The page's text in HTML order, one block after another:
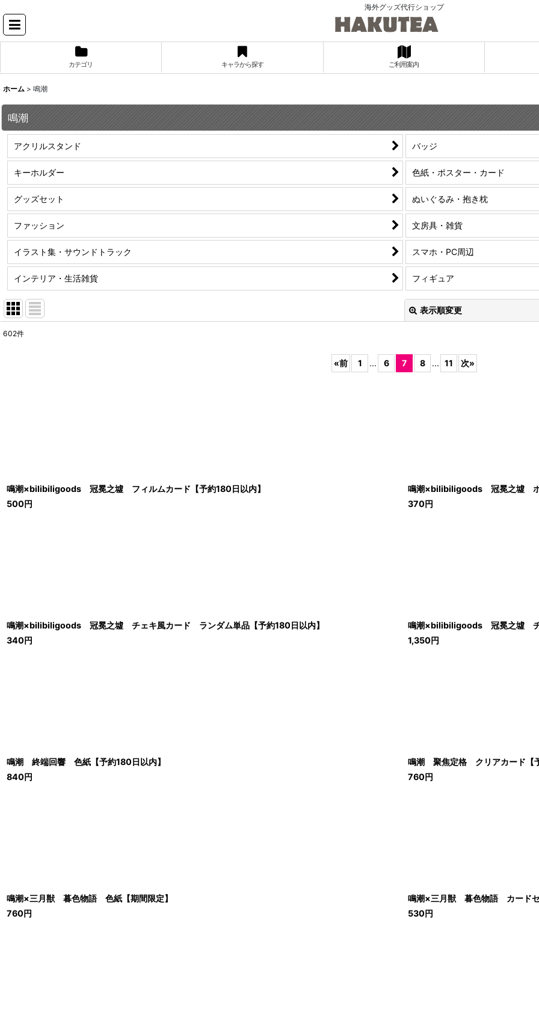
海外グッズ代行ショップ
カテゴリ キャラから探す ご利用案内
ホーム > 鳴潮
鳴潮
アクリルスタンド バッジ
キーホルダー 色紙・ポスター・カード
グッズセット ぬいぐるみ・抱き枕
ファッション 文房具・雑貨
イラスト集・サウンドトラック スマホ・PC周辺
インテリア・生活雑貨 フィギュア
表示順変更
602件
«前 1 ... 6 7 8 ... 11 次»
鳴潮×bilibiligoods 冠冕之墟 フィルムカード【予約180日以内】
500円
鳴潮×bilibiligoods 冠冕之墟 ホ
370円
鳴潮×bilibiligoods 冠冕之墟 チェキ風カード ランダム単品【予約180日以内】
340円
鳴潮×bilibiligoods 冠冕之墟 チ
1,350円
鳴潮 終端回響 色紙【予約180日以内】
840円
鳴潮 聚焦定格 クリアカード【
760円
鳴潮×三月獣 暮色物語 色紙【期間限定】
760円
鳴潮×三月獣 暮色物語 カードセ
530円